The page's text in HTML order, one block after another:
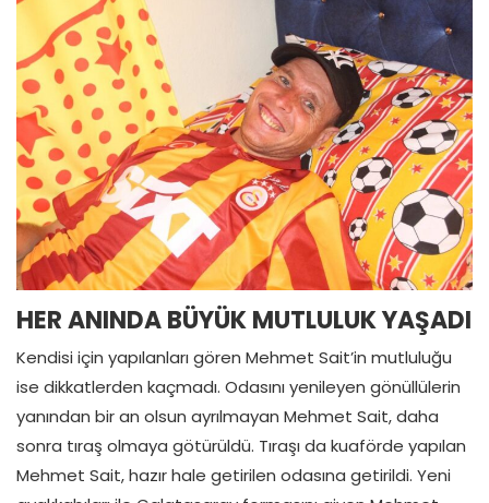
HER ANINDA BÜYÜK MUTLULUK YAŞADI
Kendisi için yapılanları gören Mehmet Sait’in mutluluğu
ise dikkatlerden kaçmadı. Odasını yenileyen gönüllülerin
yanından bir an olsun ayrılmayan Mehmet Sait, daha
sonra tıraş olmaya götürüldü. Tıraşı da kuaförde yapılan
Mehmet Sait, hazır hale getirilen odasına getirildi. Yeni